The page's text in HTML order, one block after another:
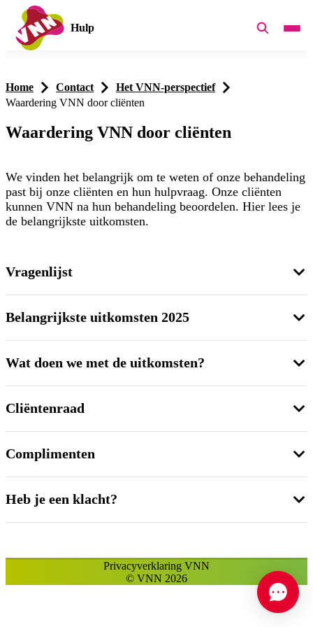
Hulp
Home Contact
Het VNN-perspectief
Waardering VNN door cliënten
Waardering VNN door cliënten
We vinden het belangrijk om te weten of onze behandeling
past bij onze cliënten en hun hulpvraag. Onze cliënten
kunnen VNN na hun behandeling beoordelen. Hier lees je
de belangrijkste uitkomsten.
Vragenlijst
Belangrijkste uitkomsten 2025
Wat doen we met de uitkomsten?
Cliëntenraad
Complimenten
Heb je een klacht?
© VNN 2026
Privacyverklaring VNN